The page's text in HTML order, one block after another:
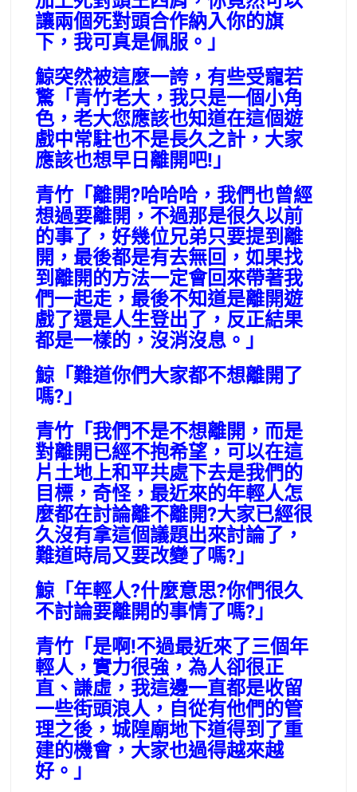
讓兩個死對頭合作納入你的旗
下，我可真是佩服。」
鯨突然被這麼一誇，有些受寵若
驚「青竹老大，我只是一個小角
色，老大您應該也知道在這個遊
戲中常駐也不是長久之計，大家
應該也想早日離開吧!」
青竹「離開?哈哈哈，我們也曾經
想過要離開，不過那是很久以前
的事了，好幾位兄弟只要提到離
開，最後都是有去無回，如果找
到離開的方法一定會回來帶著我
們一起走，最後不知道是離開遊
戲了還是人生登出了，反正結果
都是一樣的，沒消沒息。」
鯨「難道你們大家都不想離開了
嗎?」
青竹「我們不是不想離開，而是
對離開已經不抱希望，可以在這
片土地上和平共處下去是我們的
目標，奇怪，最近來的年輕人怎
麼都在討論離不離開?大家已經很
久沒有拿這個議題出來討論了，
難道時局又要改變了嗎?」
鯨「年輕人?什麼意思?你們很久
不討論要離開的事情了嗎?」
青竹「是啊!不過最近來了三個年
輕人，實力很強，為人卻很正
直、謙虛，我這邊一直都是收留
一些街頭浪人，自從有他們的管
理之後，城隍廟地下道得到了重
建的機會，大家也過得越來越
好。」